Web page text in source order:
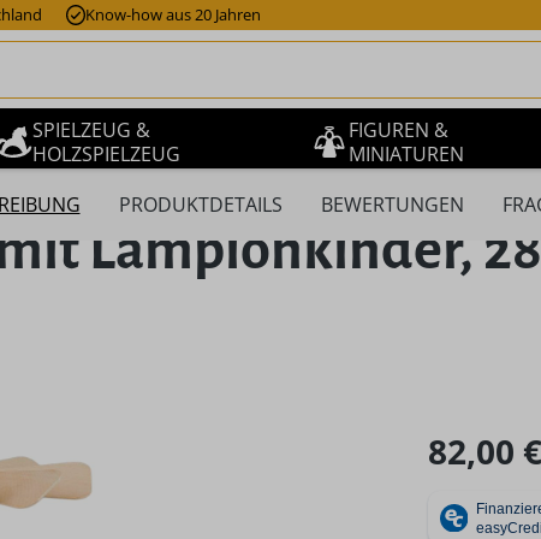
Know-how aus 20 Jahren
SPIELZEUG &
HOLZSPIELZEUG
FIGUREN &
MINIATUREN
PRODUKTDETAILS BEWERTUNGEN
Lampionkinder,
Regulärer
82,00 €